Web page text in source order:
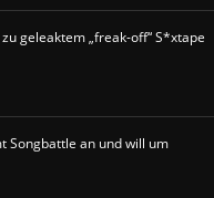
geleaktem „freak-off“ S*xtape
Songbattle an und will um